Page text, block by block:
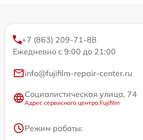
+7 (863) 209-71-88
Ежедневно с 9:00 до 21:00
info@fujifilm-repair-center.ru
Социалистическая улица, 74
Адрес сервисного центра Fujifilm
Режим работы: